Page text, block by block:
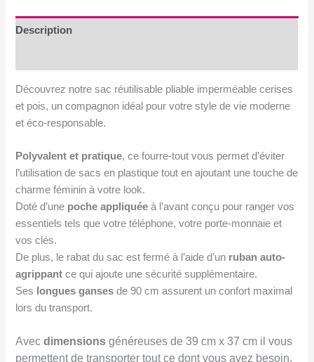
cerises
Description
Découvrez notre sac réutilisable pliable imperméable cerises
et pois, un compagnon idéal pour votre style de vie moderne
et éco-responsable.
Polyvalent et pratique, ce fourre-tout vous permet d’éviter
l’utilisation de sacs en plastique tout en ajoutant une touche de
charme féminin à votre look.
Doté d’une poche appliquée à l’avant conçu pour ranger vos
essentiels tels que votre téléphone, votre porte-monnaie et
vos clés.
De plus, le rabat du sac est fermé à l’aide d’un ruban auto-
agrippant ce qui ajoute une sécurité supplémentaire.
Ses longues ganses de 90 cm assurent un confort maximal
lors du transport.
Avecdimensions généreuses de 39 cm x 37 cm il vous
permettent de transporter tout ce dont vous avez besoin.